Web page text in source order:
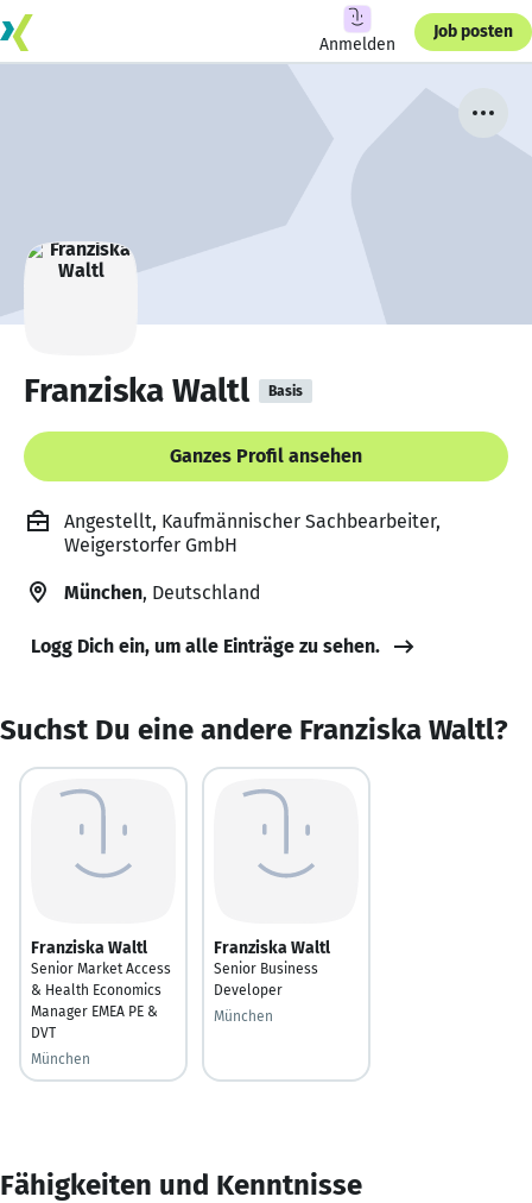
Anmelden
Job posten
Franziska Waltl Basis
Ganzes Profil ansehen
Angestellt, Kaufmännischer Sachbearbeiter,
Weigerstorfer GmbH
München, Deutschland
Logg Dich ein, um alle Einträge zu sehen.
Suchst Du eine andere Franziska Waltl?
Franziska Waltl
Senior Market Access
& Health Economics
Manager EMEA PE &
DVT
München
Franziska Waltl
Senior Business
Developer
München
Fähigkeiten und Kenntnisse